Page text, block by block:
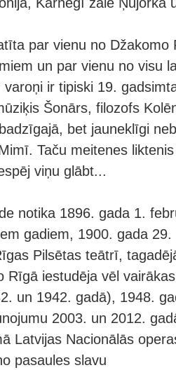
par vienu no Džakomo
un par vienu no visu
varoņi ir tipiski 19.
Šonārs, filozofs
bet jauneklīgi
Taču meitenes
viņu glābt...
notika 1896. gada 1.
gadiem, 1900. gada
Pilsētas teātrī,
Rīgā iestudēja vēl
un 1942. gadā), 1948.
2003. un 2012.
Latvijas Nacionālās
pasaules slavu